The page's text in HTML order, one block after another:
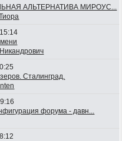
АЛЬТЕРНАТИВА МИРОУС...
Сталинград.
форума - давн...